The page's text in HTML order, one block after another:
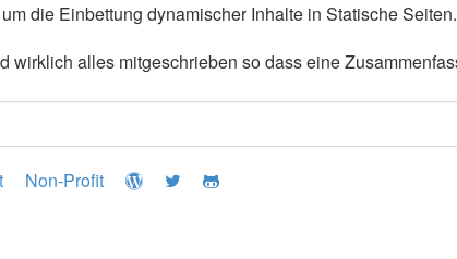
die Einbettung dynamischer Inhalte in Statische Seiten.
wirklich alles mitgeschrieben so dass eine
Non-Profit